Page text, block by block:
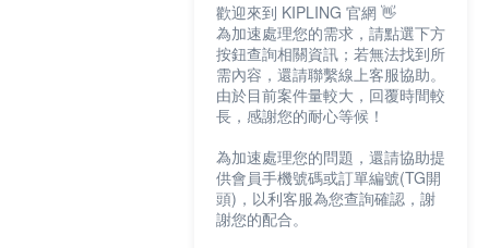
歡迎來到 KIPLING 官網 👋
為加速處理您的需求，請點選下方
按鈕查詢相關資訊；若無法找到所
需內容，還請聯繫線上客服協助。
由於目前案件量較大，回覆時間較
長，感謝您的耐心等候！
為加速處理您的問題，還請協助提
供會員手機號碼或訂單編號(TG開
頭)，以利客服為您查詢確認，謝
謝您的配合。